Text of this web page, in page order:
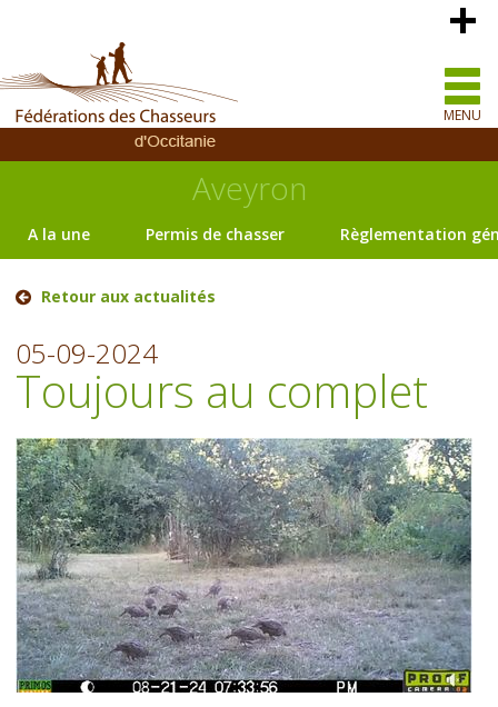
MENU
Aveyron
A la une Permis de chasser Règlementation
Retour aux actualités
05-09-2024
Toujours au complet